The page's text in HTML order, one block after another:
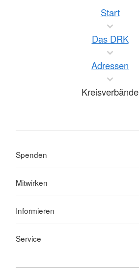
Start
Das DRK
Adressen
Kreisverbände
Spenden
Mitwirken
Informieren
Service